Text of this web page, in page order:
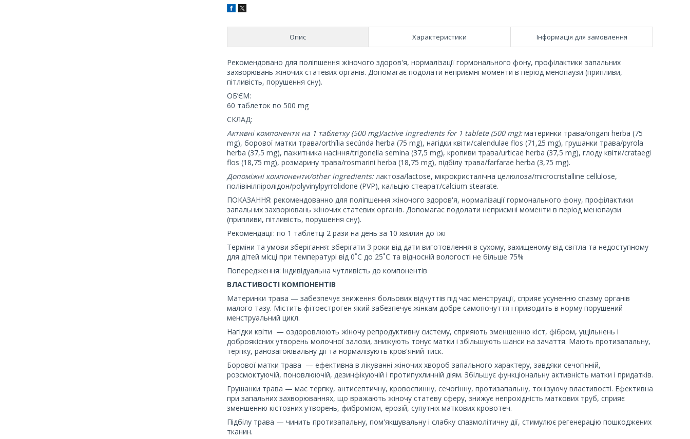
Опис Характеристики Інформація для замовлення
Рекомендовано для поліпшення жіночого здоров'я, нормалізації гормонального фону, профілактики запальних
захворювань жіночих статевих органів. Допомагає подолати неприємні моменти в період менопаузи (припливи,
пітливість, порушення сну).
ОБ’ЄМ:
60 таблеток по 500 mg
СКЛАД:
Активні компоненти на 1 таблетку (500 mg)/active ingredients for 1 tablete (500 mg):материнки трава/origani herba (75
mg), борової матки трава/orthília secúnda herba (75 mg), нагідки квіти/calendulae flos (71,25 mg), грушанки трава/pyrola
herba (37,5 mg), пажитника насіння/trigonella semina (37,5 mg), кропиви трава/urticae herba (37,5 mg), глоду квіти/crataegi
flos (18,75 mg), розмарину трава/rosmarіnі herba (18,75 mg), підбілу трава/farfarae herba (3,75 mg).
Допоміжні компоненти/other ingredients:лактоза/lactose, мікрокристалічна целюлоза/microcristalline cellulose,
полівінілпіролідон/polyvinylpyrrolidone (PVP), кальцію стеарат/calcium stearate.
ПОКАЗАННЯ: рекомендованно для поліпшення жіночого здоров'я, нормалізації гормонального фону, профілактики
запальних захворювань жіночих статевих органів. Допомагає подолати неприємні моменти в період менопаузи
(припливи, пітливість, порушення сну).
Рекомендації: по 1 таблетці 2 рази на день за 10 хвилин до їжі
Терміни та умови зберігання: зберігати 3 роки від дати виготовлення в сухому, захищеному від світла та недоступному
для дітей місці при температурі від 0˚С до 25˚С та відносній вологості не більше 75%
Попередження: індивідуальна чутливість до компонентів
ВЛАСТИВОСТІ КОМПОНЕНТІВ
Материнки трава — забезпечує зниження больових відчуттів під час менструації, сприяє усуненню спазму органів
малого тазу. Містить фітоестроген який забезпечує жінкам добре самопочуття і приводить в норму порушений
менструальний цикл.
Нагідки квіти — оздоровлюють жіночу репродуктивну систему, сприяють зменшенню кіст, фібром, ущільнень і
доброякісних утворень молочної залози, знижують тонус матки і збільшують шанси на зачаття. Мають протизапальну,
терпку, ранозагоювальну дії та нормалізують кров'яний тиск.
Борової матки трава — ефективна в лікуванні жіночих хвороб запального характеру, завдяки сечогінній,
розсмоктуючій, поновлюючій, дезинфікуючій і протипухлинній діям. Збільшує функціональну активність матки і придатків.
Грушанки трава — має терпку, антисептичну, кровоспинну, сечогінну, протизапальну, тонізуючу властивості. Ефективна
при запальних захворюваннях, що вражають жіночу статеву сферу, знижує непрохідність маткових труб, сприяє
зменшенню кістозних утворень, фиброміом, ерозій, супутніх маткових кровотеч.
Підбілу трава — чинить протизапальну, пом'якшувальну і слабку спазмолітичну дії, стимулює регенерацію пошкоджених
тканин.